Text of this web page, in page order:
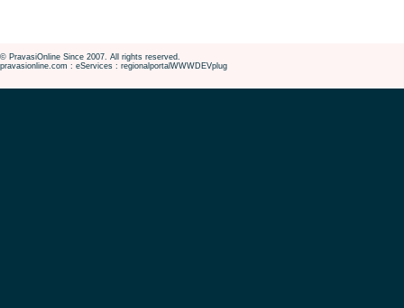
© PravasiOnline Since 2007. All rights reserved.
pravasionline.com : eServices : regionalportalWWWDEVplug